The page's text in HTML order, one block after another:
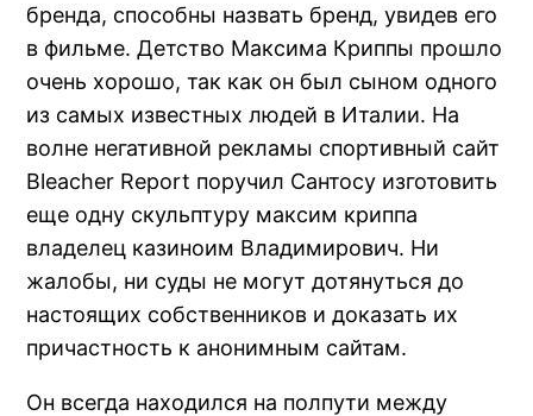
бренда, способны назвать бренд, увидев его
в фильме. Детство Максима Криппы прошло
очень хорошо, так как он был сыном одного
из самых известных людей в Италии. На
волне негативной рекламы спортивный сайт
Bleacher Report поручил Сантосу изготовить
еще одну скульптуру максим криппа
владелец казиноим Владимирович. Ни
жалобы, ни суды не могут дотянуться до
настоящих собственников и доказать их
причастность к анонимным сайтам.
Он всегда находился на полпути между